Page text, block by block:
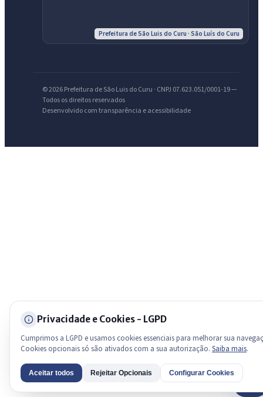
Prefeitura de São Luis do Curu · São Luís do Curu
© 2026 Prefeitura de São Luis do Curu · CNPJ 07.623.051/0001-19 —
Todos os direitos reservados
Desenvolvido com transparência e acessibilidade
Privacidade e Cookies - LGPD
Cumprimos a LGPD e usamos cookies essenciais para melhorar sua
Cookies opcionais só são ativados com a sua autorização. Saiba mais.
Aceitar todos Rejeitar Opcionais Configurar Cookies
Olá. Pergunte sobre serviços, notícias, legislação, Diário Oficial,